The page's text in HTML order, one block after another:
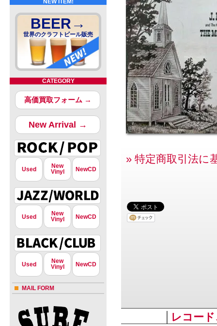
NEW ITEM!
BEER→
世界のクラフトビール販売
CATEGORY
高価買取フォーム →
New Arrival →
Used
New
Vinyl
NewCD
Used
New
Vinyl
NewCD
Used
New
Vinyl
NewCD
MAIL FORM
» 特定商取引法に
レコー